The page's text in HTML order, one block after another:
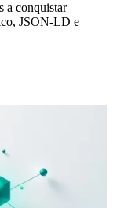
a conquistar
JSON-LD e